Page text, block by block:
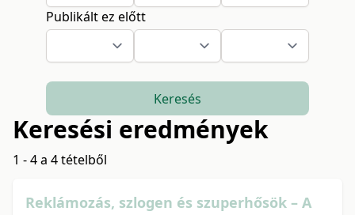
Publikált ez előtt
Keresés
Keresési eredmények
1 - 4 a 4 tételből
Reklámozás, szlogen és szuperhősök – A